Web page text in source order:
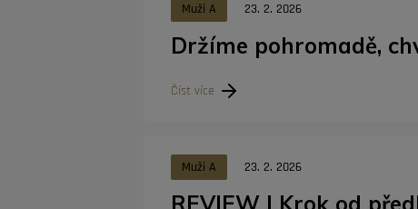
Muži A 23. 2. 2026
Držíme pohromadě,
Číst více
Muži A 23. 2. 2026
REVIEW | Krok od